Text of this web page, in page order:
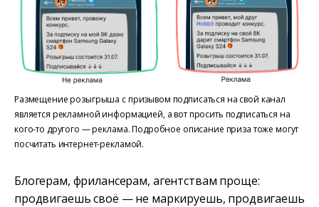
Размещение розыгрыша с призывом подписаться на свой канал
является рекламной информацией, а вот просить подписаться на
кого-то другого — реклама. Подробное описание приза тоже могут
посчитать интернет-рекламой.
Блогерам, фрилансерам, агентствам проще:
продвигаешь своё — не маркируешь, продвигаешь